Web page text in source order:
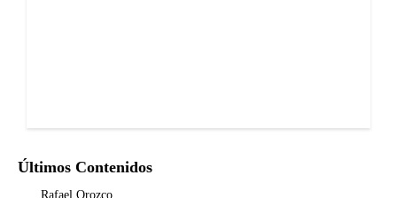
Últimos Contenidos
Rafael Orozco